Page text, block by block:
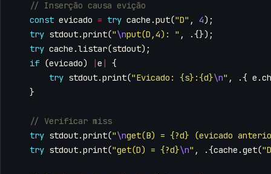
const evicado = try cache .put("D" , 4);
try stdout.print("\nput(D,4): " ,
.{});
try cache .listar(stdout);
if (evicado) |e |
{
try stdout.print("Evicado: {s}:{d}\n" , .{ e .
}
try stdout.print("\nget(B) = {?d} (evicado
try stdout.print("get(D) = {?d}\n" , .{cache .get(